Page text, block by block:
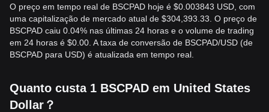
O preço em tempo real de BSCPAD hoje é $0.003843 USD, com
uma capitalização de mercado atual de $304,393.33. O preço de
BSCPAD caiu 0.04% nas últimas 24 horas e o volume de trading
em 24 horas é $0.00. A taxa de conversão de BSCPAD/USD (de
BSCPAD para USD) é atualizada em tempo real.
Quanto custa 1 BSCPAD em United States
Dollar？